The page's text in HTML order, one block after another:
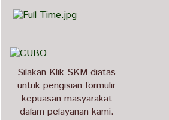
Silakan Klik SKM diatas
untuk pengisian formulir
kepuasan masyarakat
dalam pelayanan kami.